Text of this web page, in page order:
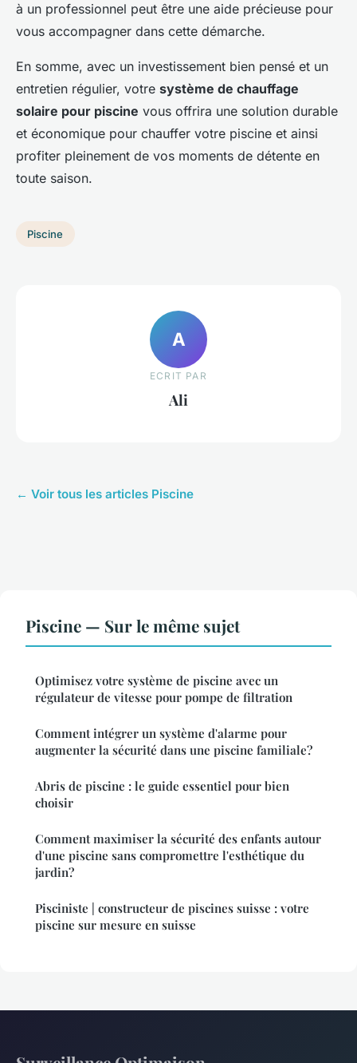
à un professionnel peut être une aide précieuse pour
vous accompagner dans cette démarche.
En somme, avec un investissement bien pensé et un
entretien régulier, votre système de chauffage
solaire pour piscine vous offrira une solution durable
et économique pour chauffer votre piscine et ainsi
profiter pleinement de vos moments de détente en
toute saison.
Piscine
A
ECRIT PAR
Ali
← Voir tous les articles Piscine
Piscine — Sur le même sujet
Optimisez votre système de piscine avec un
régulateur de vitesse pour pompe de filtration
Comment intégrer un système d'alarme pour
augmenter la sécurité dans une piscine familiale?
Abris de piscine : le guide essentiel pour bien
choisir
Comment maximiser la sécurité des enfants autour
d'une piscine sans compromettre l'esthétique du
jardin?
Pisciniste | constructeur de piscines suisse : votre
piscine sur mesure en suisse